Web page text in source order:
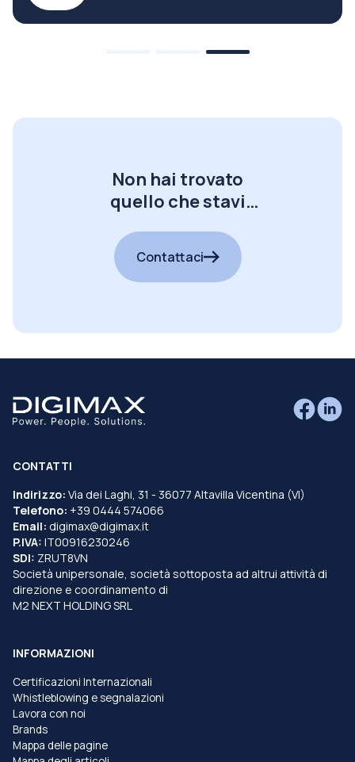
Non hai trovato
quello che stavi
Contattaci
CONTATTI
Indirizzo: Via dei Laghi, 31 - 36077 Altavilla Vicentina (VI)
Telefono: +39 0444 574066
Email: digimax@digimax.it
P.IVA: IT00916230246
SDI: ZRUT8VN
Società unipersonale, società sottoposta ad altrui attività di
direzione e coordinamento di
M2 NEXT HOLDING SRL
INFORMAZIONI
Certificazioni Internazionali
Whistleblowing e segnalazioni
Lavora con noi
Brands
Mappa delle pagine